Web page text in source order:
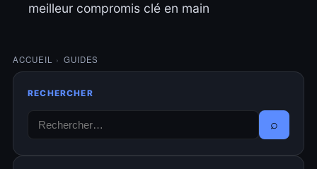
meilleur compromis clé en main
ACCUEIL › GUIDES
RECHERCHER
⌕